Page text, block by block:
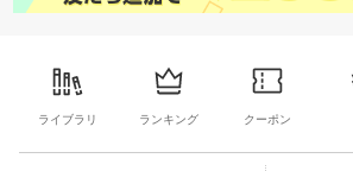
ライブラリ ランキング クーポン